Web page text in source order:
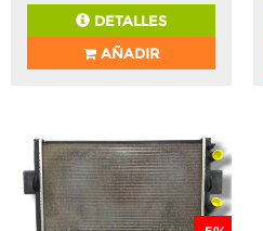
DETALLES
AÑADIR